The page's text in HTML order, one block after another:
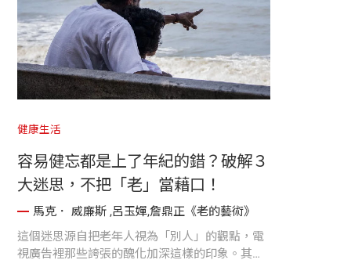
健康生活
容易健忘都是上了年紀的錯？破解３
大迷思，不把「老」當藉口！
馬克． 威廉斯 ,呂玉嬋,詹鼎正《老的藝術》
這個迷思源自把老年人視為「別人」的觀點，電
視廣告裡那些誇張的醜化加深這樣的印象。其